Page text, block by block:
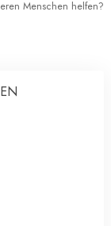
Menschen helfen?